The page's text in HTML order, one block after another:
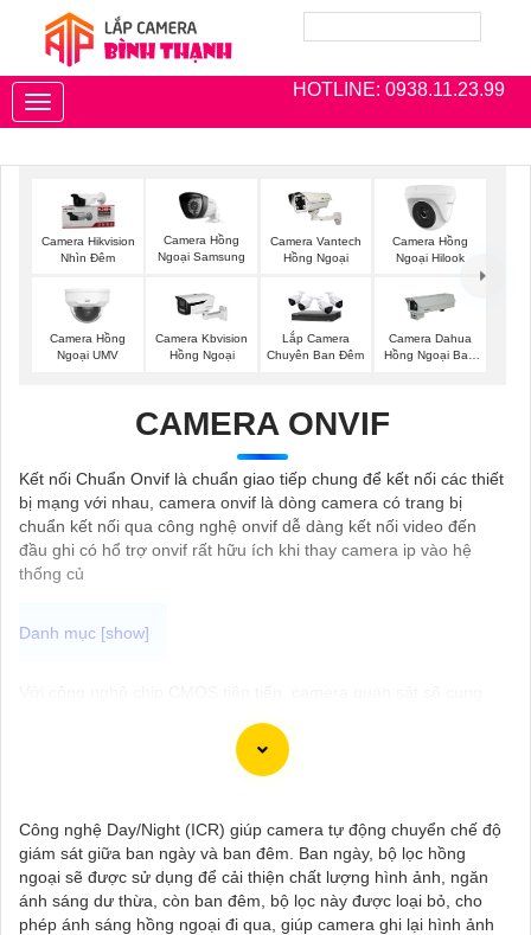
HOTLINE: 0938.11.23.99
Toggle
navigation
Camera Hikvision
Nhìn Đêm
Camera Hồng
Ngoại Samsung
Camera Vantech
Hồng Ngoại
Camera Hồng
Ngoại Hilook
Camera Hồng
Ngoại UMV
Camera Kbvision
Hồng Ngoại
Lắp Camera
Chuyên Ban Đêm
Camera Dahua
Hồng Ngoại Ban
CAMERA ONVIF
Kết nối Chuẩn Onvif là chuẩn giao tiếp chung để kết nối các thiết
bị mạng với nhau, camera onvif là dòng camera có trang bị
chuẩn kết nối qua công nghệ onvif dễ dàng kết nối video đến
đầu ghi có hổ trợ onvif rất hữu ích khi thay camera ip vào hệ
thống củ
những chuyển động nhanh trong khung hình. Để chắc chắn sự
an toàn và chất lượng hình ảnh tốt nhất, hãy chọn Camera Sử
Công nghệ Day/Night (ICR) giúp camera tự động chuyển chế độ
giám sát giữa ban ngày và ban đêm. Ban ngày, bộ lọc hồng
ngoại sẽ được sử dụng để cải thiện chất lượng hình ảnh, ngăn
ánh sáng dư thừa, còn ban đêm, bộ lọc này được loại bỏ, cho
phép ánh sáng hồng ngoại đi qua, giúp camera ghi lại hình ảnh